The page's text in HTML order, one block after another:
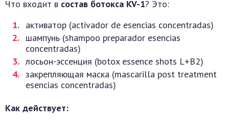
Что входит в состав ботокса KV-1? Это:
активатор (activador de esencias concentradas)
шампунь (shampoo preparador esencias
concentradas)
лосьон-эссенция (botox essence shots L+B2)
закрепляющая маска (mascarilla post treatment
esencias concentradas)
Как действует: